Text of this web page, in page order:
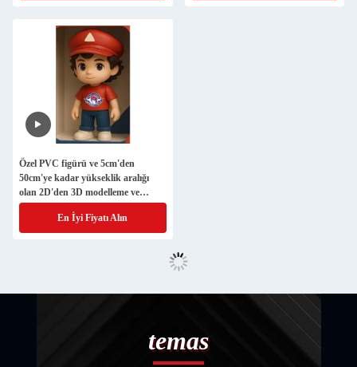
Özel PVC figürü ve 5cm'den
50cm'ye kadar yükseklik aralığı
olan 2D'den 3D modelleme ve
ISO9001 sertifikalı anime figürü
En İyi Fiyatı Alın
temas